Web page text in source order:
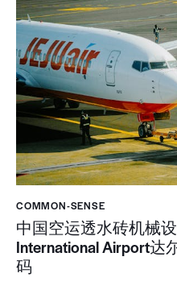
COMMON-SENSE
中国空运透水砖机械
International Airport
码